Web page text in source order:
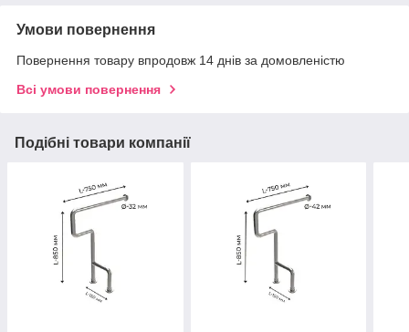
Умови повернення
Повернення товару впродовж 14 днів за домовленістю
Всі умови повернення
Подібні товари компанії